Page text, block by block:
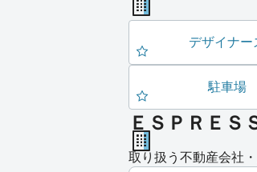
デザイナー
駐車場
ＥＳＰＲＥＳ
取り扱う不動産会社